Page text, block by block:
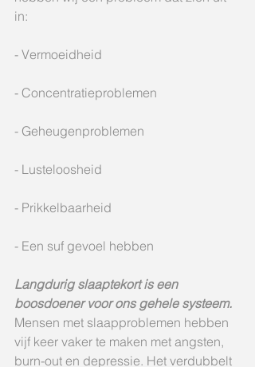
in:
- Vermoeidheid
- Concentratieproblemen
- Geheugenproblemen
- Lusteloosheid
- Prikkelbaarheid
- Een suf gevoel hebben
Langdurig slaaptekort is een
boosdoener voor ons gehele systeem.
Mensen met slaapproblemen hebben
vijf keer vaker te maken met angsten,
burn-out en depressie. Het verdubbelt